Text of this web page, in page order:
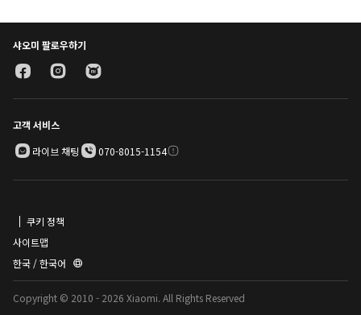
샤오미 팔로우하기
고객 서비스
라이브 채팅
070-8015-1154
쿠키 정책
사이트맵
한국 / 한국어
Copyright © 2010 - 2026 Xiaomi. All Rights Reserved